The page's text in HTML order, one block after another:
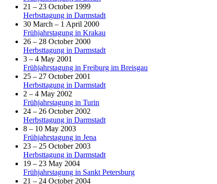
21 – 23 October 1999
Herbsttagung in Darmstadt
30 March – 1 April 2000
Frühjahrstagung in Krakau
26 – 28 October 2000
Herbsttagung in Darmstadt
3 – 4 May 2001
Frühjahrstagung in Freiburg im Breisgau
25 – 27 October 2001
Herbsttagung in Darmstadt
2 – 4 May 2002
Frühjahrstagung in Turin
24 – 26 October 2002
Herbsttagung in Darmstadt
8 – 10 May 2003
Frühjahrstagung in Jena
23 – 25 October 2003
Herbsttagung in Darmstadt
19 – 23 May 2004
Frühjahrstagung in Sankt Petersburg
21 – 24 October 2004